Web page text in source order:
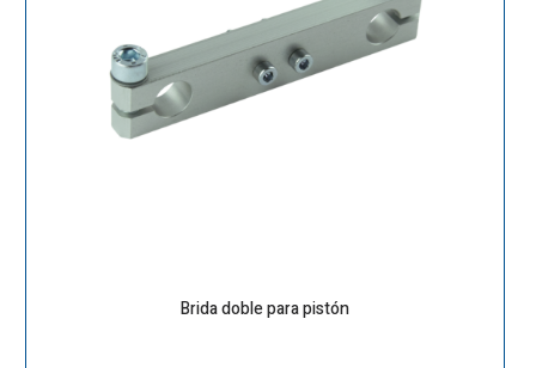
Brida doble para pistón